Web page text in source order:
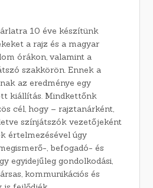
10 éve készítünk
a rajz és a magyar
órákon, valamint a
szakkörön. Ennek a
az eredménye egy
kiállítás. Mindkettőnk
cél, hogy – rajztanárként,
színjátszók vezetőjeként
értelmezésével úgy
, befogadó- és
egyidejűleg gondolkodási,
kommunikációs és